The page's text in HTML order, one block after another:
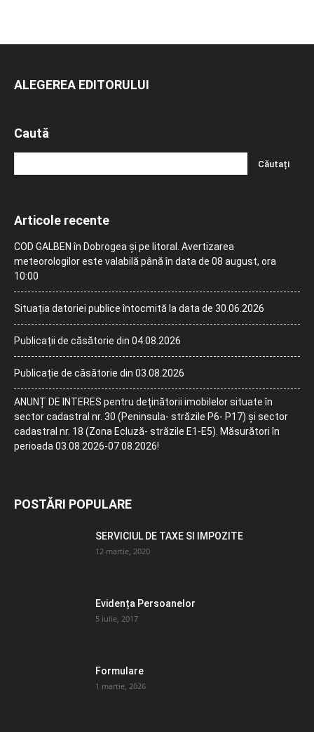
ALEGEREA EDITORULUI
Caută
Articole recente
COD GALBEN în Dobrogea și pe litoral. Avertizarea
meteorologilor este valabilă până în data de 08 august, ora
10:00
Situația datoriei publice întocmită la data de 30.06.2026
Publicații de căsătorie din 04.08.2026
Publicație de căsătorie din 03.08.2026
ANUNȚ DE INTERES pentru deținătorii imobilelor situate în
sector cadastral nr. 30 (Peninsula- străzile P6- P17) și sector
cadastral nr. 18 (Zona Ecluză- străzile E1-E5). Măsurători în
perioada 03.08.2026-07.08.2026!
POSTĂRI POPULARE
SERVICIUL DE TAXE SI IMPOZITE
12 martie, 2020
Evidența Persoanelor
5 iulie, 2017
Formulare
1 martie, 2026